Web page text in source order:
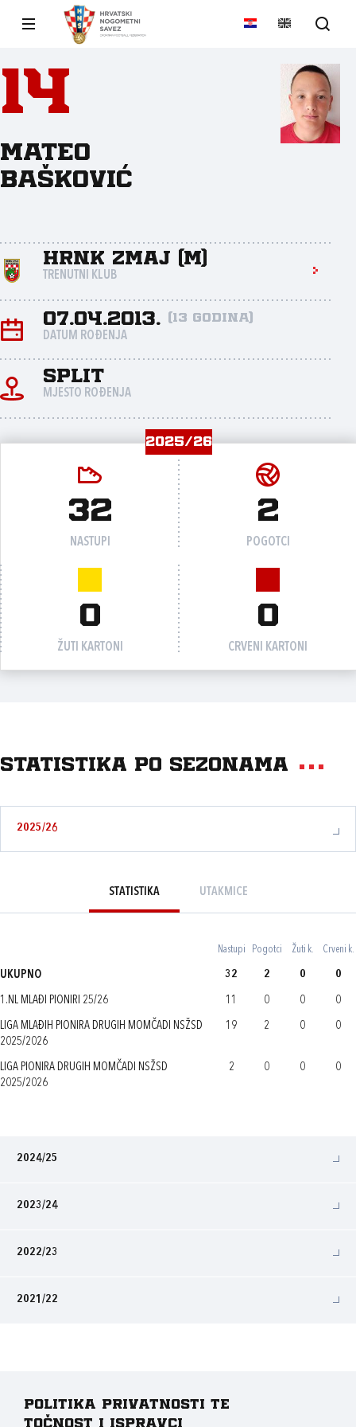
14
Mateo
Bašković
HRNK Zmaj (M)
TRENUTNI KLUB
07.04.2013. (13 godina)
DATUM ROĐENJA
Split
MJESTO ROĐENJA
2025/26
32
NASTUPI
2
POGOTCI
0
ŽUTI KARTONI
0
CRVENI KARTONI
Statistika po sezonama
2025/26
STATISTIKA UTAKMICE
Nastupi Pogotci Žuti k. Crveni k.
UKUPNO 32 2 0 0
1.NL MLAĐI PIONIRI 25/26 11 0 0 0
LIGA MLAĐIH PIONIRA DRUGIH MOMČADI NSŽSD
2025/2026
19 2 0 0
LIGA PIONIRA DRUGIH MOMČADI NSŽSD
2025/2026
2 0 0 0
2024/25
2023/24
2022/23
2021/22
Politika privatnosti te
točnost i ispravci